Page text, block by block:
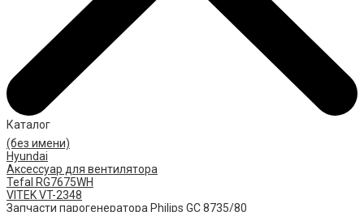
Каталог
(без имени)
Hyundai
Аксессуар для вентилятора
Tefal RG7675WH
VITEK VT-2348
Запчасти парогенератора Philips GC 8735/80